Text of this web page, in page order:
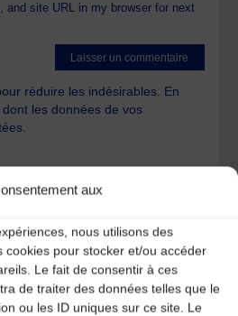
aux
nous utilisons des
cookies pour stocker et/ou accéder
Le fait de consentir à ces
de traiter des données telles que le
ou les ID uniques sur ce site. Le
and site URL in my browser for next
réduire les indésirables. En
les données de vos
.
: